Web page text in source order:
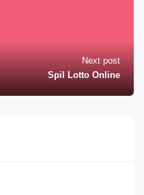
Next post
Spil Lotto Online